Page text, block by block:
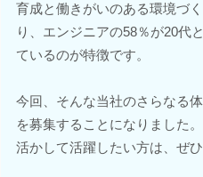
育成と働きがいのある環境づ
り、エンジニアの58％が20代
ているのが特徴です。
今回、そんな当社のさらなる
を募集することになりました
活かして活躍したい方は、ぜ